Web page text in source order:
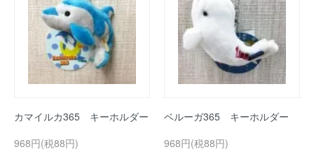
カマイルカ365 キーホルダー
968円(税88円)
ベルーガ365 キーホルダー
968円(税88円)